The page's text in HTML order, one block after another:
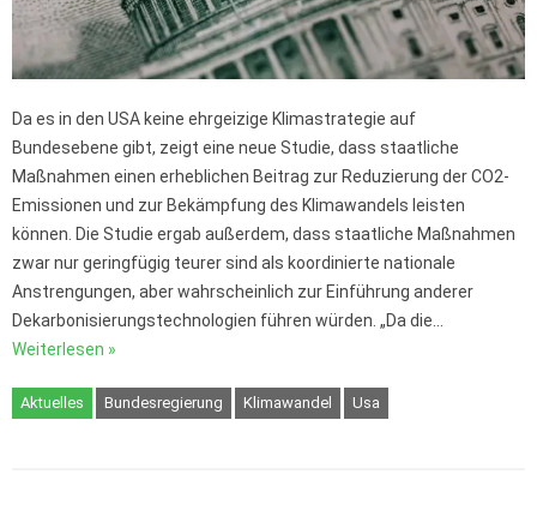
Da es in den USA keine ehrgeizige Klimastrategie auf
Bundesebene gibt, zeigt eine neue Studie, dass staatliche
Maßnahmen einen erheblichen Beitrag zur Reduzierung der CO2-
Emissionen und zur Bekämpfung des Klimawandels leisten
können. Die Studie ergab außerdem, dass staatliche Maßnahmen
zwar nur geringfügig teurer sind als koordinierte nationale
Anstrengungen, aber wahrscheinlich zur Einführung anderer
Dekarbonisierungstechnologien führen würden. „Da die…
Weiterlesen »
Aktuelles Bundesregierung Klimawandel Usa